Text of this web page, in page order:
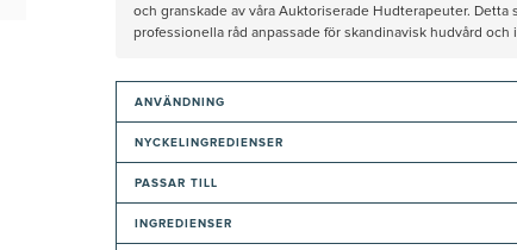
och granskade av våra Auktoriserade Hudterapeuter. Detta
professionella råd anpassade för skandinavisk hudvård och
ANVÄNDNING
NYCKELINGREDIENSER
PASSAR TILL
INGREDIENSER